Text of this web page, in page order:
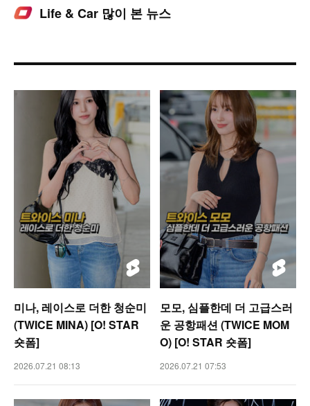
Life & Car 많이 본 뉴스
미나, 레이스로 더한 청순미
(TWICE MINA) [O! STAR
숏폼]
2026.07.21 08:13
모모, 심플한데 더 고급스러
운 공항패션 (TWICE MOM
O) [O! STAR 숏폼]
2026.07.21 07:53